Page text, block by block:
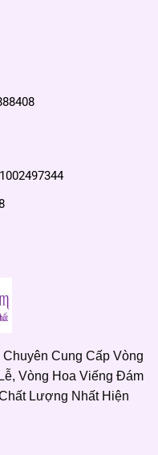
Cung Cấp Vòng
Vòng Hoa Viếng Đám
Lượng Nhất Hiện